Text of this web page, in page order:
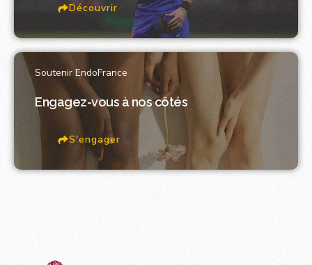
Découvrir
Soutenir EndoFrance
Engagez-vous à nos côtés
S'engager